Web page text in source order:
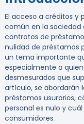
El acceso a créditos y
común en la sociedad
contratos de
nulidad de préstamos
un tema importante
especialmente a
desmesurados que
artículo, se abordarán
préstamos usurarios,
personal es nulo y
consumidores.